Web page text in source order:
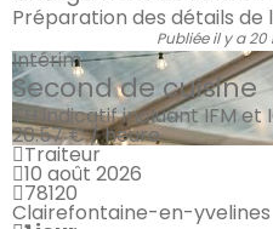
Préparation des détails de
Publiée il y a 20
Intérim
Second de cuisine
TH indicatif incluant IFM et
20.57 € / heure
Traiteur
10 août 2026
78120
Clairefontaine-en-yvelines